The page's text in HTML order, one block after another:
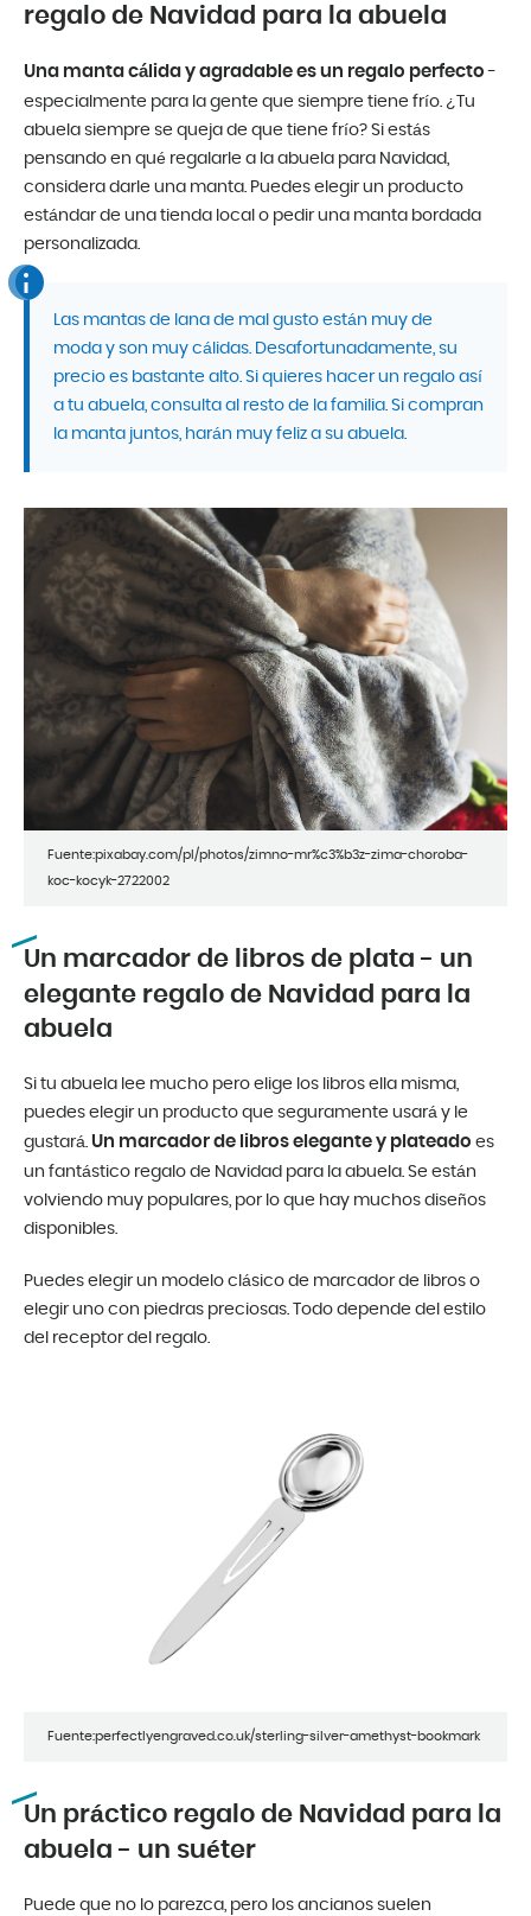
regalo de Navidad para la abuela
Una manta cálida y agradable es un regalo perfecto -
especialmente para la gente que siempre tiene frío. ¿Tu
abuela siempre se queja de que tiene frío? Si estás
pensando en qué regalarle a la abuela para Navidad,
considera darle una manta. Puedes elegir un producto
estándar de una tienda local o pedir una manta bordada
personalizada.
Las mantas de lana de mal gusto están muy de
moda y son muy cálidas. Desafortunadamente, su
precio es bastante alto. Si quieres hacer un regalo así
a tu abuela, consulta al resto de la familia. Si compran
la manta juntos, harán muy feliz a su abuela.
Fuente:pixabay.com/pl/photos/zimno-mr%c3%b3z-zima-choroba-
koc-kocyk-2722002
Un marcador de libros de plata - un
elegante regalo de Navidad para la
abuela
Si tu abuela lee mucho pero elige los libros ella misma,
puedes elegir un producto que seguramente usará y le
gustará. Un marcador de libros elegante y plateado es
un fantástico regalo de Navidad para la abuela. Se están
volviendo muy populares, por lo que hay muchos diseños
disponibles.
Puedes elegir un modelo clásico de marcador de libros o
elegir uno con piedras preciosas. Todo depende del estilo
del receptor del regalo.
Fuente:perfectlyengraved.co.uk/sterling-silver-amethyst-bookmark
Un práctico regalo de Navidad para la
abuela - un suéter
Puede que no lo parezca, pero los ancianos suelen